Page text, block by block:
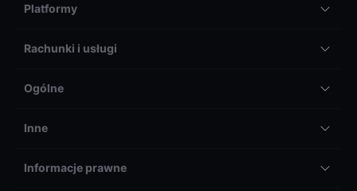
Platformy
Rachunki i usługi
Ogólne
Inne
Informacje prawne